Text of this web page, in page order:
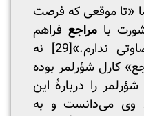
«تا موقعی که فرصت
بامراجع فراهم
ندارم.»[29]
نه
کارل شؤرلمر بوده
را دربارۀ این
می‌دانست و به